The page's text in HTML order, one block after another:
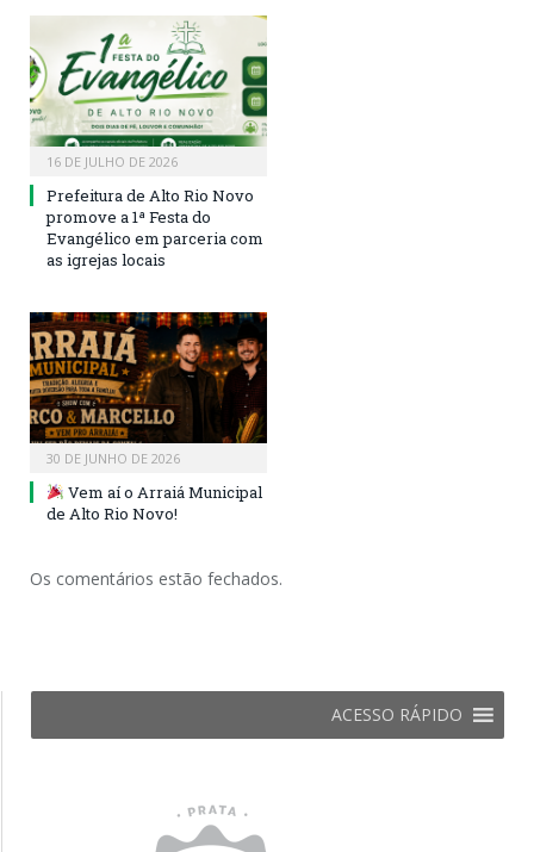
16 DE JULHO DE 2026
Prefeitura de Alto Rio Novo
promove a 1ª Festa do
Evangélico em parceria com
as igrejas locais
30 DE JUNHO DE 2026
Vem aí o Arraiá Municipal
de Alto Rio Novo!
Os comentários estão fechados.
ACESSO RÁPIDO